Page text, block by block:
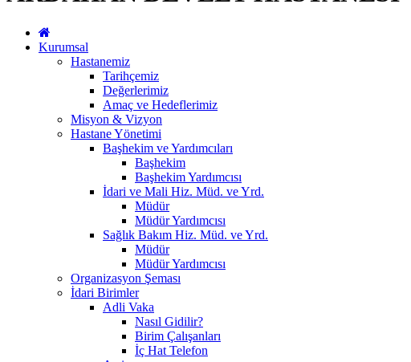
Kurumsal
Hastanemiz
Tarihçemiz
Değerlerimiz
Amaç ve Hedeflerimiz
Misyon & Vizyon
Hastane Yönetimi
Başhekim ve Yardımcıları
Başhekim
Başhekim Yardımcısı
İdari ve Mali Hiz. Müd. ve Yrd.
Müdür
Müdür Yardımcısı
Sağlık Bakım Hiz. Müd. ve Yrd.
Müdür
Müdür Yardımcısı
Organizasyon Şeması
İdari Birimler
Adli Vaka
Nasıl Gidilir?
Birim Çalışanları
İç Hat Telefon